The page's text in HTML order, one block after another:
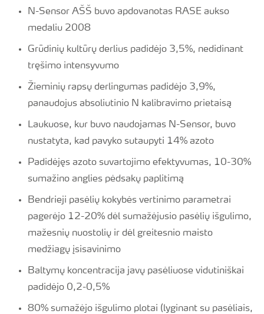
N-Sensor AŠŠ buvo apdovanotas RASE aukso
medaliu 2008
Grūdinių kultūrų derlius padidėjo 3,5%, nedidinant
tręšimo intensyvumo
Žieminių rapsų derlingumas padidėjo 3,9%,
panaudojus absoliutinio N kalibravimo prietaisą
Laukuose, kur buvo naudojamas N-Sensor, buvo
nustatyta, kad pavyko sutaupyti 14% azoto
Padidėjęs azoto suvartojimo efektyvumas, 10-30%
sumažino anglies pėdsakų paplitimą
Bendrieji pasėlių kokybės vertinimo parametrai
pagerėjo 12-20% dėl sumažėjusio pasėlių išgulimo,
mažesnių nuostolių ir dėl greitesnio maisto
medžiagų įsisavinimo
Baltymų koncentracija javų pasėliuose vidutiniškai
padidėjo 0,2-0,5%
80% sumažėjo išgulimo plotai (lyginant su pasėliais,